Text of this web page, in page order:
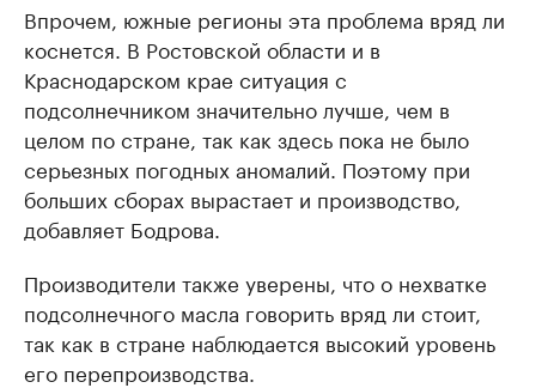
Впрочем, южные регионы эта проблема вряд ли
коснется. В Ростовской области и в
Краснодарском крае ситуация с
подсолнечником значительно лучше, чем в
целом по стране, так как здесь пока не было
серьезных погодных аномалий. Поэтому при
больших сборах вырастает и производство,
добавляет Бодрова.
Производители также уверены, что о нехватке
подсолнечного масла говорить вряд ли стоит,
так как в стране наблюдается высокий уровень
его перепроизводства.